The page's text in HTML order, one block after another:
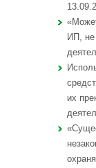
ИП, не
их